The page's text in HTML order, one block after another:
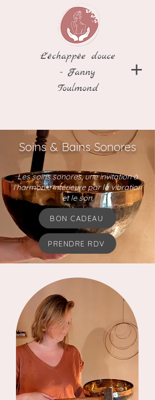
L'échappée douce
- Fanny
Toulmond
Soins & Bains Sonores
Les soins sonores, une invitation à
l’harmonie intérieure par la vibration
et le son.
BON CADEAU
PRENDRE RDV